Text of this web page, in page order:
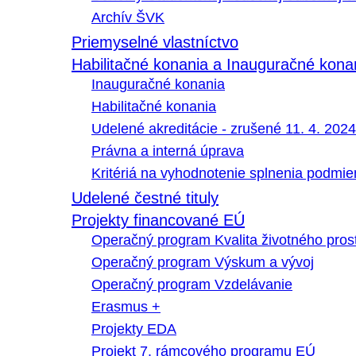
Archív ŠVK
Priemyselné vlastníctvo
Habilitačné konania a Inauguračné
Inauguračné konania
Habilitačné konania
Udelené akreditácie - zrušené 11. 4. 2024
Právna a interná úprava
Kritériá na vyhodnotenie splnenia
Udelené čestné tituly
Projekty financované EÚ
Operačný program Kvalita životného
Operačný program Výskum a vývoj
Operačný program Vzdelávanie
Erasmus +
Projekty EDA
Projekt 7. rámcového programu EÚ